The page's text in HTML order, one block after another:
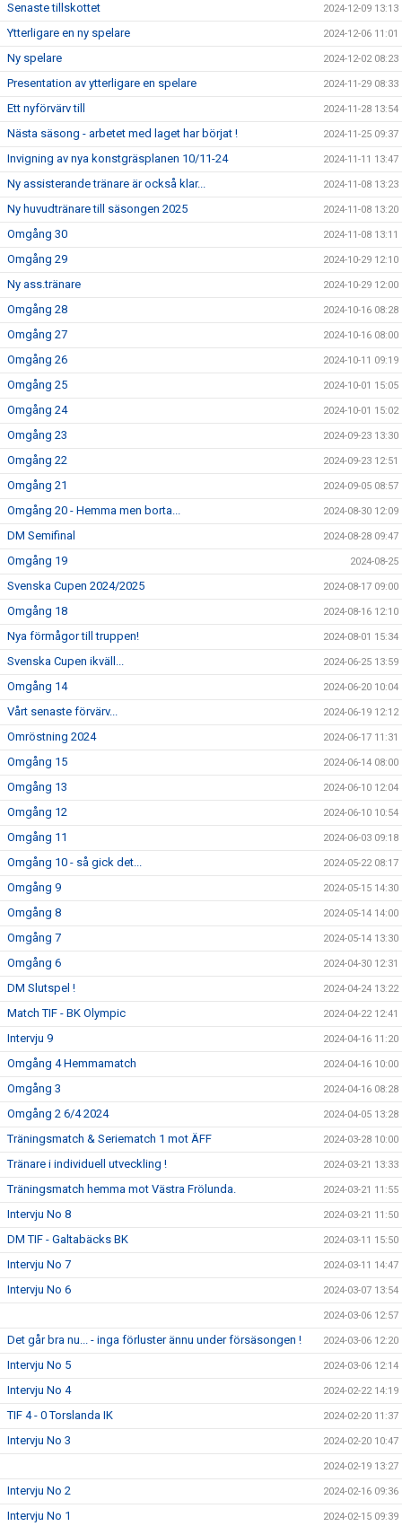
Senaste tillskottet 2024-12-09 13:13
Ytterligare en ny spelare 2024-12-06 11:01
Ny spelare 2024-12-02 08:23
Presentation av ytterligare en spelare 2024-11-29 08:33
Ett nyförvärv till 2024-11-28 13:54
Nästa säsong - arbetet med laget har börjat ! 2024-11-25 09:37
Invigning av nya konstgräsplanen 10/11-24 2024-11-11 13:47
Ny assisterande tränare är också klar... 2024-11-08 13:23
Ny huvudtränare till säsongen 2025 2024-11-08 13:20
Omgång 30 2024-11-08 13:11
Omgång 29 2024-10-29 12:10
Ny ass.tränare 2024-10-29 12:00
Omgång 28 2024-10-16 08:28
Omgång 27 2024-10-16 08:00
Omgång 26 2024-10-11 09:19
Omgång 25 2024-10-01 15:05
Omgång 24 2024-10-01 15:02
Omgång 23 2024-09-23 13:30
Omgång 22 2024-09-23 12:51
Omgång 21 2024-09-05 08:57
Omgång 20 - Hemma men borta... 2024-08-30 12:09
DM Semifinal 2024-08-28 09:47
Omgång 19 2024-08-25
Svenska Cupen 2024/2025 2024-08-17 09:00
Omgång 18 2024-08-16 12:10
Nya förmågor till truppen! 2024-08-01 15:34
Svenska Cupen ikväll... 2024-06-25 13:59
Omgång 14 2024-06-20 10:04
Vårt senaste förvärv... 2024-06-19 12:12
Omröstning 2024 2024-06-17 11:31
Omgång 15 2024-06-14 08:00
Omgång 13 2024-06-10 12:04
Omgång 12 2024-06-10 10:54
Omgång 11 2024-06-03 09:18
Omgång 10 - så gick det... 2024-05-22 08:17
Omgång 9 2024-05-15 14:30
Omgång 8 2024-05-14 14:00
Omgång 7 2024-05-14 13:30
Omgång 6 2024-04-30 12:31
DM Slutspel ! 2024-04-24 13:22
Match TIF - BK Olympic 2024-04-22 12:41
Intervju 9 2024-04-16 11:20
Omgång 4 Hemmamatch 2024-04-16 10:00
Omgång 3 2024-04-16 08:28
Omgång 2 6/4 2024 2024-04-05 13:28
Träningsmatch & Seriematch 1 mot ÄFF 2024-03-28 10:00
Tränare i individuell utveckling ! 2024-03-21 13:33
Träningsmatch hemma mot Västra Frölunda. 2024-03-21 11:55
Intervju No 8 2024-03-21 11:50
DM TIF - Galtabäcks BK 2024-03-11 15:50
Intervju No 7 2024-03-11 14:47
Intervju No 6 2024-03-07 13:54
2024-03-06 12:57
Det går bra nu... - inga förluster ännu under försäsongen ! 2024-03-06 12:20
Intervju No 5 2024-03-06 12:14
Intervju No 4 2024-02-22 14:19
TIF 4 - 0 Torslanda IK 2024-02-20 11:37
Intervju No 3 2024-02-20 10:47
2024-02-19 13:27
Intervju No 2 2024-02-16 09:36
Intervju No 1 2024-02-15 09:39